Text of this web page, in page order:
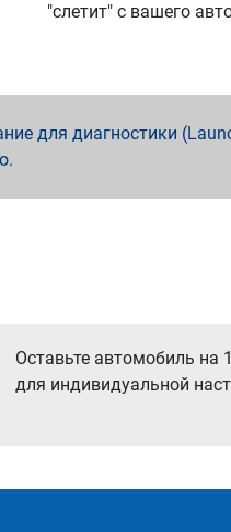
"слетит" с вашего
для диагностики
Оставьте автомобиль на
для индивидуальной